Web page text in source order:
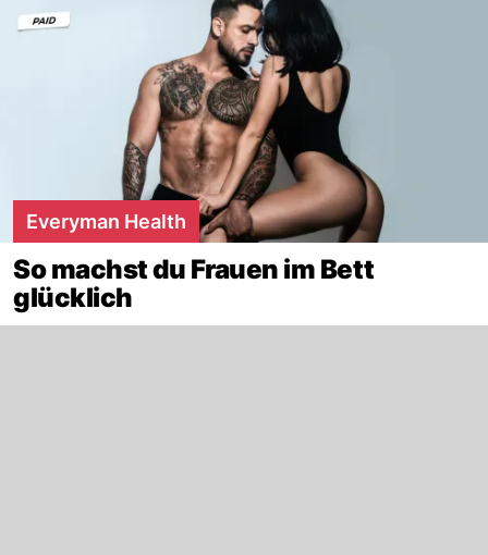
Everyman Health
So machst du Frauen im Bett
glücklich